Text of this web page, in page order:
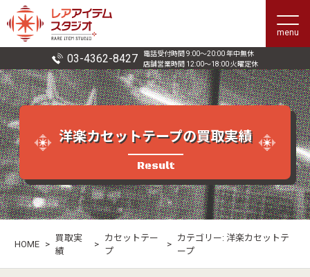
menu
03-4362-8427
電話受付時間 9:00〜20:00 年中無休
店舗営業時間 12:00〜18:00 火曜定休
洋楽カセットテープの買取実績
Result
HOME >
買取実
績
>
カセットテー
プ
>
カテゴリー: 洋楽カセットテ
ープ